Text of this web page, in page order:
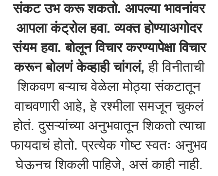
संकट उभ करू शकतो. आपल्या भावनांवर
आपला कंट्रोल हवा. व्यक्त होण्याअगोदर
संयम हवा. बोलून विचार करण्यापेक्षा विचार
करून बोलणं केव्हाही चांगलं, ही विनीताची
शिकवण बऱ्याच वेळेला मोठ्या संकटातून
वाचवणारी आहे, हे रश्मीला समजून चुकलं
होतं. दुसऱ्यांच्या अनुभवातून शिकतो त्याचा
फायदाचं होतो. प्रत्येक गोष्ट स्वतः अनुभव
घेऊनच शिकली पाहिजे, असं काही नाही.